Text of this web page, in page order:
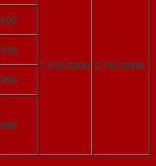
1.650.000Đ 2.750.000Đ
900
930
950
980